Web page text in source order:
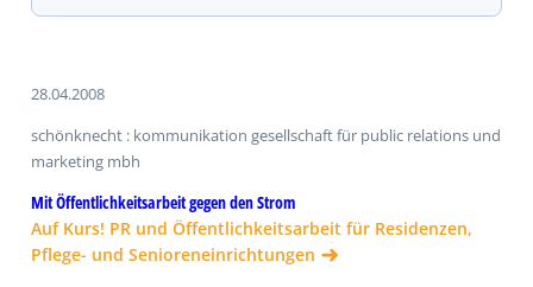
28.04.2008
schönknecht : kommunikation gesellschaft für public relations und
marketing mbh
Mit Öffentlichkeitsarbeit gegen den Strom
Auf Kurs! PR und Öffentlichkeitsarbeit für Residenzen,
Pflege- und Senioreneinrichtungen